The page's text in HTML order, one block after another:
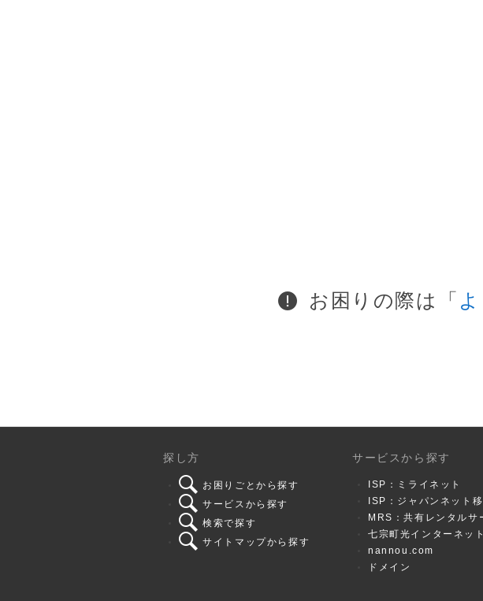
お困りの際は「
探し方
お困りごとから探す
サービスから探す
検索で探す
サイトマップから探す
サービスから探す
ISP：ミライネット
ISP：ジャパンネット
MRS：共有レンタルサ
七宗町光インターネット
nannou.com
ドメイン